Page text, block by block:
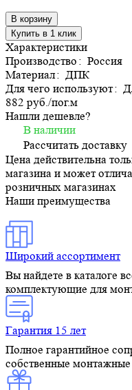
В корзину
Купить в 1 клик
Характеристики
Производство: Россия
Материал: ДПК
Для чего используют:
882 руб./пог.м
Нашли дешевле?
В наличии
Рассчитать доставку
Цена действительна
магазина и может
розничных магазинах
Наши преимущества
Широкий ассортимент
Вы найдете в каталоге
комплектующие для
Гарантия 15 лет
Полное гарантийное
собственные